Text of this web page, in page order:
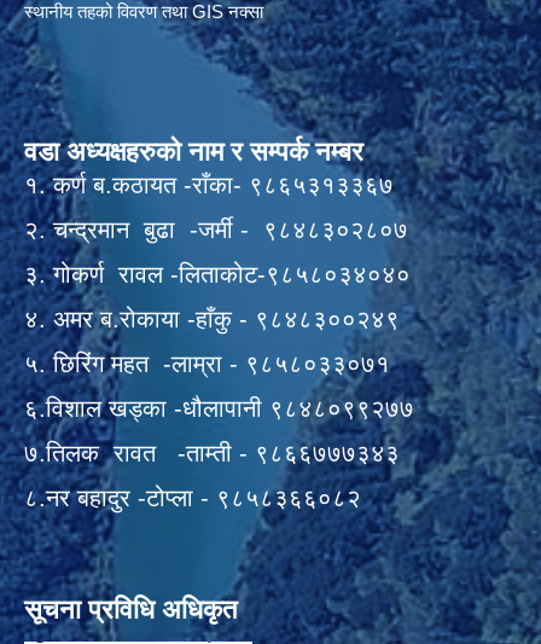
स्थानीय तहको विवरण तथा GIS नक्सा
वडा अध्यक्षहरुको नाम र सम्पर्क नम्बर
१. कर्ण ब.कठायत -राँका- ९८६५३१३३६७
२. चन्द्रमान बुढा -जर्मी - ९८४८३०२८०७
३. गोकर्ण रावल -लिताकोट-९८५८०३४०४०
४. अमर ब.रोकाया -हाँकु - ९८४८३००२४९
५. छिरिंग महत -लाम्रा - ९८५८०३३०७१
६.विशाल खड्का -धौलापानी ९८४८०९९२७७
७.तिलक रावत -ताम्ती - ९८६६७७७३४३
८.नर बहादुर -टोप्ला - ९८५८३६६०८२
सूचना प्रविधि अधिकृत